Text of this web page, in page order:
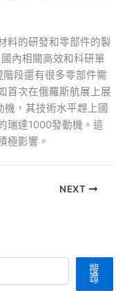
料的研發和零部件的製
內相關高效和科研單
段還有很多零部件需
首次在俄羅斯航展上展
，其技術水平趕上國
瑞達1000發動機。這
極影響。
NEXT
搜
尋